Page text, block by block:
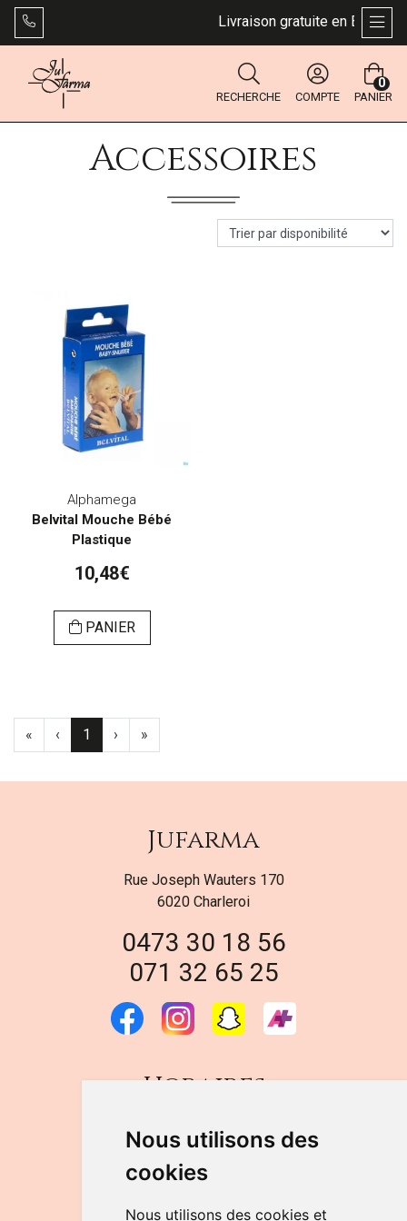
Nous utilisons des
cookies
Nous utilisons des cookies et
Livraison gratuite en
RECHERCHE COMPTE PANIER
0
Accessoires
Alphamega
Belvital Mouche Bébé
Plastique
10,48€
PANIER
« ‹ 1 › »
Jufarma
Rue Joseph Wauters 170
6020 Charleroi
0473 30 18 56
071 32 65 25
Horaires
DU LUNDI AU VENDREDI
de 9h à 12h30 et de 14h à 18h
LE SAMEDI
de 9h à 12h30